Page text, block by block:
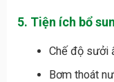
5. Tiện ích bổ
Chế độ sưởi
Bơm thoát